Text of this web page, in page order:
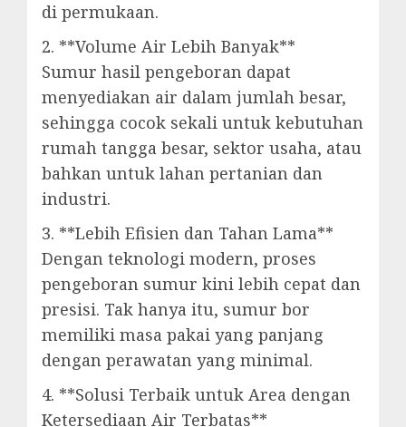
di permukaan.
2. **Volume Air Lebih Banyak**
Sumur hasil pengeboran dapat
menyediakan air dalam jumlah besar,
sehingga cocok sekali untuk kebutuhan
rumah tangga besar, sektor usaha, atau
bahkan untuk lahan pertanian dan
industri.
3. **Lebih Efisien dan Tahan Lama**
Dengan teknologi modern, proses
pengeboran sumur kini lebih cepat dan
presisi. Tak hanya itu, sumur bor
memiliki masa pakai yang panjang
dengan perawatan yang minimal.
4. **Solusi Terbaik untuk Area dengan
Ketersediaan Air Terbatas**